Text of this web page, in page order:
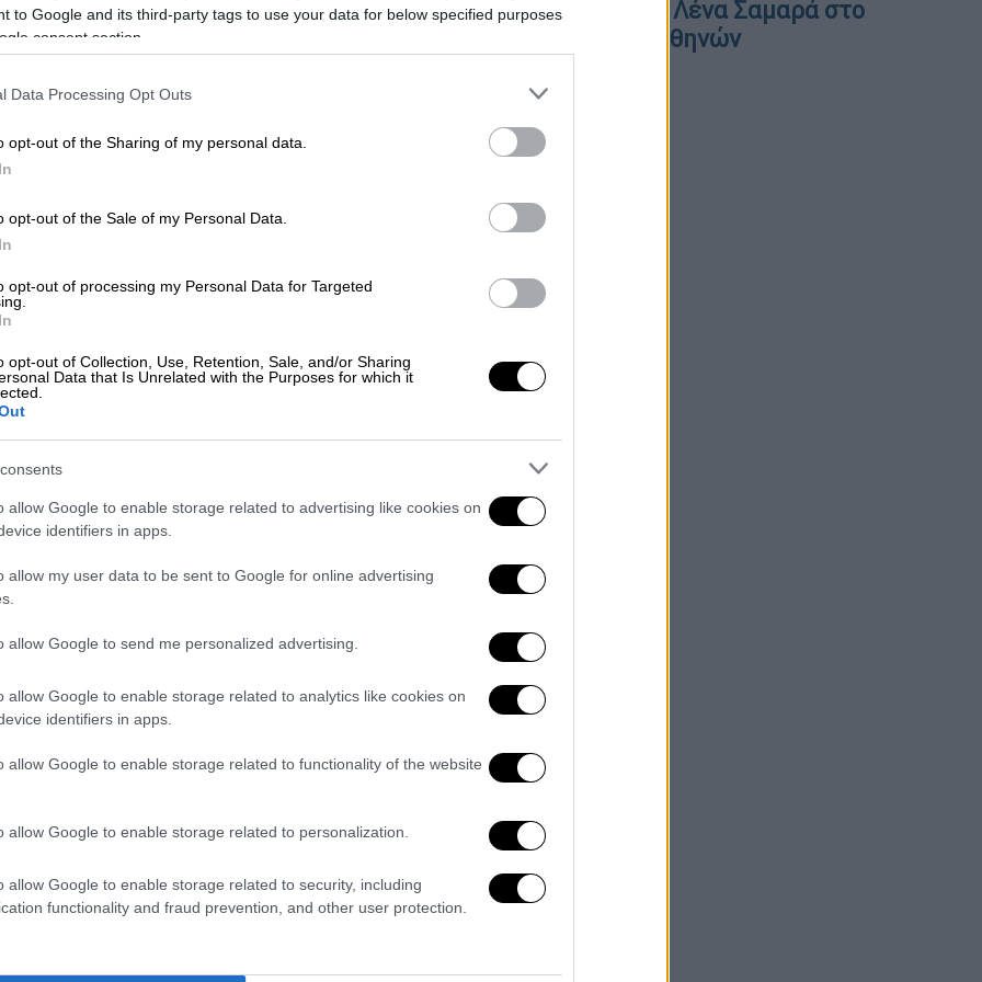
to Google and its third-party tags to use your data for below specified purposes
consent section.
Data Processing Opt Outs
opt-out of the Sharing of my personal data.
opt-out of the Sale of my Personal Data.
opt-out of processing my Personal Data for Targeted
opt-out of Collection, Use, Retention, Sale, and/or Sharing
Data that Is Unrelated with the Purposes for which it
allow Google to enable storage related to advertising like cookies on
identifiers in apps.
allow my user data to be sent to Google for online advertising
allow Google to send me personalized advertising.
allow Google to enable storage related to analytics like cookies on
identifiers in apps.
allow Google to enable storage related to functionality of the website
allow Google to enable storage related to personalization.
allow Google to enable storage related to security, including
functionality and fraud prevention, and other user protection.
Ταυτοποιήθηκε ο 21χρονος που
πέταξε την κροτίδα στο
Ολυμπιακός-Παναθηναϊκός
Η ανακοίνωση της ΕΛΑΣ
Αθλητισμός|30.10.2023 15:47
ντέρμπι «αιωνίων», η επιθετική
του προπόνηση
σκεπτικό της για την τιμωρία του
Ολυμπιακού, που αντέδρασε έντονα
πρωταθλήματος - Την ίδια ώρα ο
Χουάνκαρ επιχείρησε να προπονηθεί
αλλά ζαλίστηκε
Αθλητισμός 11.06.2022 23:42
Στον Παναθηναϊκό μέχρι το 2024 ο
Χουάνκαρ
Επισημοποιήθηκε το απόγευμα του
Παναθηναϊκό έως το καλοκαίρι του
Αθλητισμός|09.09.2020 23:59
Μνημόσυνο για τη Λένα Σαμαρά στο
Α΄ Νεκροταφείο Αθηνών